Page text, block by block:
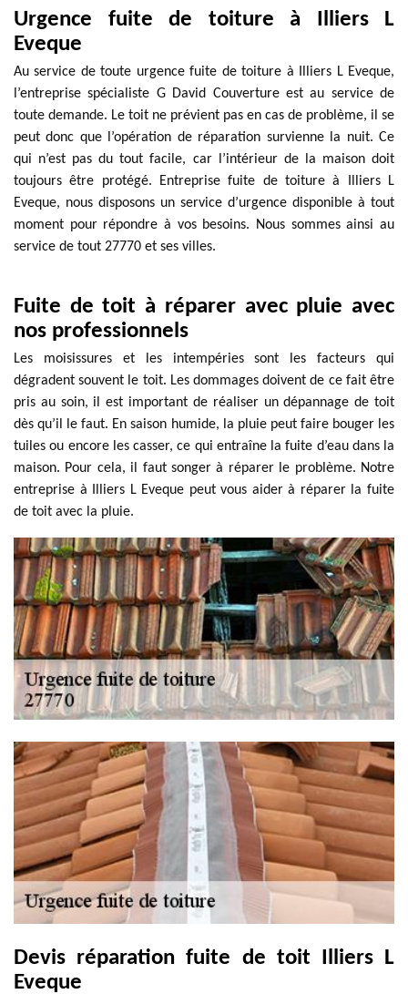
Urgence fuite de toiture à Illiers L
Eveque
Au service de toute urgence fuite de toiture à Illiers L Eveque,
l’entreprise spécialiste G David Couverture est au service de
toute demande. Le toit ne prévient pas en cas de problème, il se
peut donc que l’opération de réparation survienne la nuit. Ce
qui n’est pas du tout facile, car l’intérieur de la maison doit
toujours être protégé. Entreprise fuite de toiture à Illiers L
Eveque, nous disposons un service d’urgence disponible à tout
moment pour répondre à vos besoins. Nous sommes ainsi au
service de tout 27770 et ses villes.
Fuite de toit à réparer avec pluie avec
nos professionnels
Les moisissures et les intempéries sont les facteurs qui
dégradent souvent le toit. Les dommages doivent de ce fait être
pris au soin, il est important de réaliser un dépannage de toit
dès qu’il le faut. En saison humide, la pluie peut faire bouger les
tuiles ou encore les casser, ce qui entraîne la fuite d’eau dans la
maison. Pour cela, il faut songer à réparer le problème. Notre
entreprise à Illiers L Eveque peut vous aider à réparer la fuite
de toit avec la pluie.
Devis réparation fuite de toit Illiers L
Eveque